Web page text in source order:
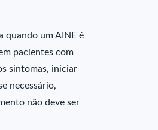
quando um AINE é
pacientes com
sintomas, iniciar
necessário,
não deve ser